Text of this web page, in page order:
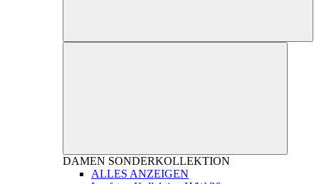
DAMEN SONDERKOLLEKTION
ALLES ANZEIGEN